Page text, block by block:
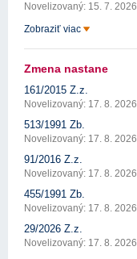
Novelizovaný: 15. 7. 2026
Zobraziť viac
Zmena nastane
161/2015 Z.z.
Novelizovaný: 17. 8. 2026
513/1991 Zb.
Novelizovaný: 17. 8. 2026
91/2016 Z.z.
Novelizovaný: 17. 8. 2026
455/1991 Zb.
Novelizovaný: 17. 8. 2026
29/2026 Z.z.
Novelizovaný: 17. 8. 2026